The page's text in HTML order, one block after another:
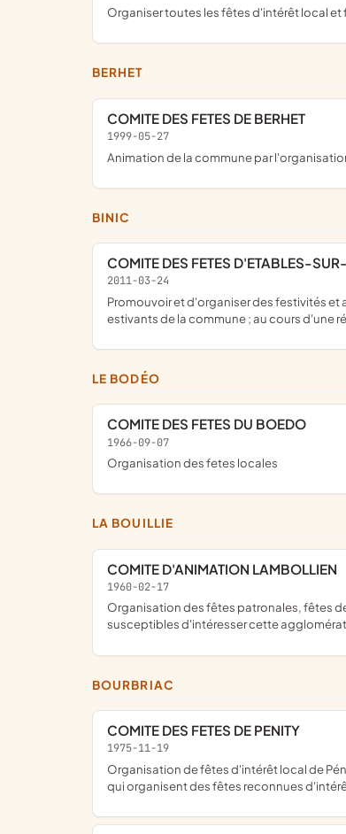
organiser toutes les fêtes d'intérêt local
BERHET
COMITE DES FETES DE BERHET
1999-05-27
animation de la commune par
BINIC
COMITE DES FETES D'ETABLES-
2011-03-24
promouvoir et d'organiser des festivités et animations y compris les ventes au déballage et la tenue de stands de restauration et de buvettes pour la satisfaction des résidents et
estivants de la commune ; au cours d'une
LE BODÉO
COMITE DES FETES DU BOEDO
1966-09-07
organisation des fetes locales
LA BOUILLIE
COMITE D'ANIMATION LAMBOLLIEN
1960-02-17
organisation des fêtes patronales, fêtes de quartier, bals et festivités de toute nature se rapportant au but de l'association dans le cadre de l'agglomération de La Bouillie ou
susceptibles d'intéresser cette
BOURBRIAC
COMITE DES FETES DE PENITY
1975-11-19
organisation de fêtes d'intérêt local de Pénity à l'effet de procures aux habitants de la commune des distractions saines et agréables et de soutenir éventuellement des sociétés
qui organisent des fêtes reconnues